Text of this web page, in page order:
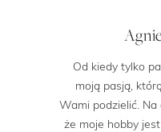
Od kiedy tylko
moją pasją,
Wami podzielić.
że moje hobby